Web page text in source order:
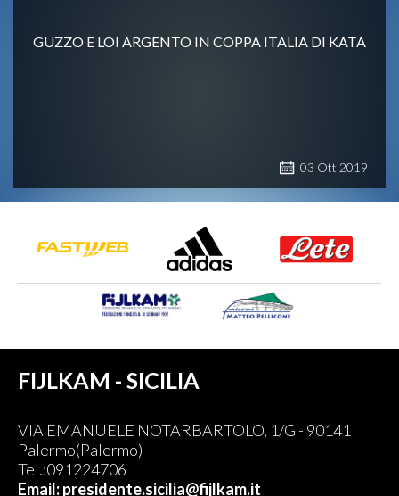
GUZZO E LOI ARGENTO IN COPPA ITALIA DI KATA
03 Ott 2019
FIJLKAM - SICILIA
VIA EMANUELE NOTARBARTOLO, 1/G - 90141
Palermo(Palermo)
Tel.:091224706
Email: presidente.sicilia@fijlkam.it